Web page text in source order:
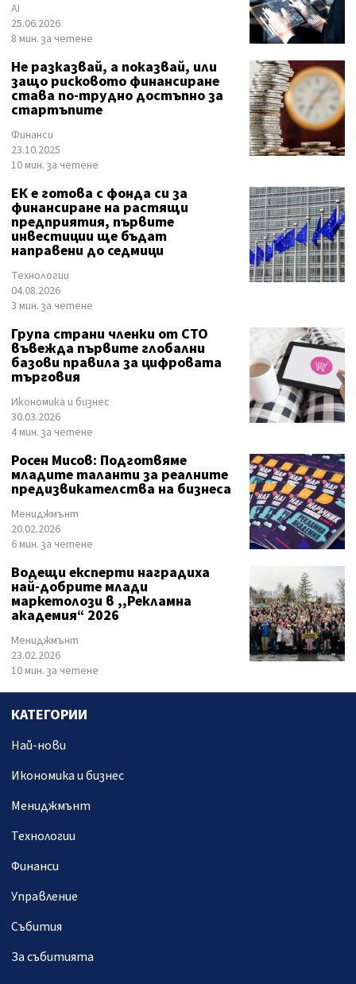
AI
25.06.2026
8 мин. за четене
Не разказвай, а показвай, или
защо рисковото финансиране
става по-трудно достъпно за
стартъпите
Финанси
23.10.2025
10 мин. за четене
ЕК е готова с фонда си за
финансиране на растящи
предприятия, първите
инвестиции ще бъдат
направени до седмици
Технологии
04.08.2026
3 мин. за четене
Група страни членки от СТО
въвежда първите глобални
базови правила за цифровата
търговия
Икономика и бизнес
30.03.2026
4 мин. за четене
Росен Мисов: Подготвяме
младите таланти за реалните
предизвикателства на бизнеса
Мениджмънт
20.02.2026
6 мин. за четене
Водещи експерти наградиха
най-добрите млади
маркетолози в ,,Рекламна
академия“ 2026
Мениджмънт
23.02.2026
10 мин. за четене
КАТЕГОРИИ
Най-нови
Икономика и бизнес
Мениджмънт
Технологии
Финанси
Управление
Събития
За събитията